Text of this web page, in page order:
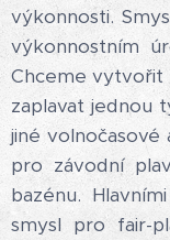
výkonnosti.
výkonnostním
Chceme vytvořit
zaplavat jednou
jiné
pro závodní
bazénu.
smysl pro fair-